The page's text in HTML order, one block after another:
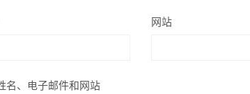
网站
名、电子邮件和网站